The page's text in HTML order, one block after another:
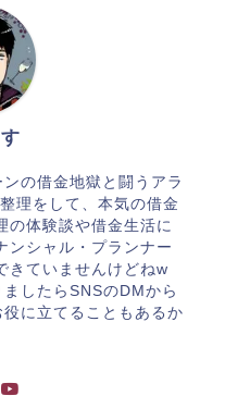
の借金地獄と闘うアラ
理をして、本気の借金
の体験談や借金生活に
ンシャル・プランナー
きていませんけどねw
したらSNSのDMから
に立てることもあるか